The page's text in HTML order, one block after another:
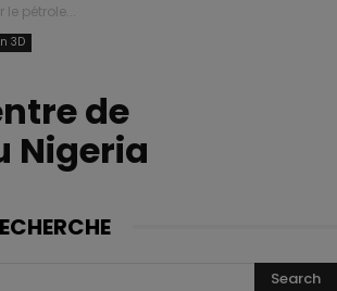
pétrole...
3D
de
Nigeria